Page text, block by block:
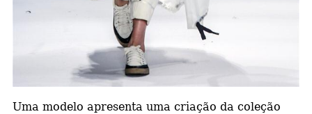
Uma modelo apresenta uma criação da coleção